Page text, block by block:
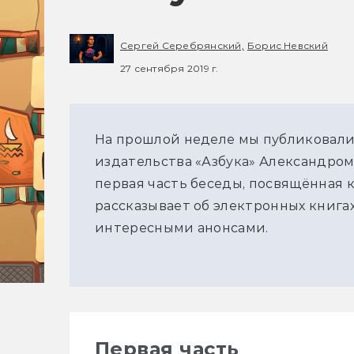
Сергей Серебрянский, Борис Невский
27 сентября 2019 г.
На прошлой неделе мы
издательства «Азбука»
первая часть беседы, посвящённая
рассказывает об электронных
интересными анонсами.
Первая часть